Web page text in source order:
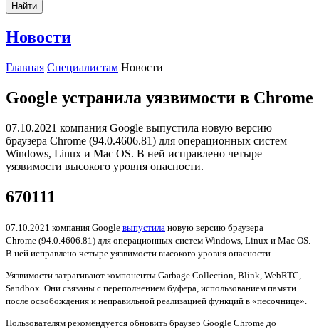
Найти
Новости
Главная Специалистам Новости
Google устранила уязвимости в Chrome
07.10.2021 компания Google выпустила новую версию
браузера Chrome (94.0.4606.81) для операционных систем
Windows, Linux и Mac OS. В ней исправлено четыре
уязвимости высокого уровня опасности.
670111
07.10.2021 компания Google выпустила новую версию браузера
Chrome (94.0.4606.81) для операционных систем Windows, Linux и Mac OS.
В ней исправлено четыре уязвимости высокого уровня опасности.
Уязвимости затрагивают компоненты Garbage Collection, Blink, WebRTC,
Sandbox. Они связаны с переполнением буфера, использованием памяти
после освобождения и неправильной реализацией функций в «песочнице».
Пользователям рекомендуется обновить браузер Google Chrome до